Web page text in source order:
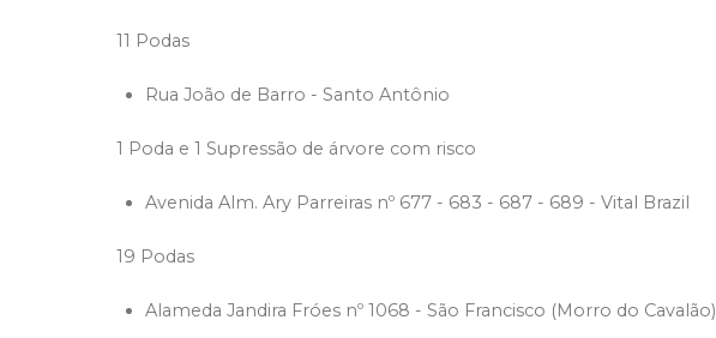
11 Podas
Rua João de Barro - Santo Antônio
1 Poda e 1 Supressão de árvore com risco
Avenida Alm. Ary Parreiras nº 677 - 683 - 687 - 689 - Vital Brazil
19 Podas
Alameda Jandira Fróes nº 1068 - São Francisco (Morro do Cavalão)